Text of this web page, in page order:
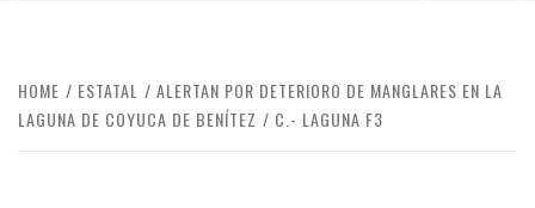
HOME ESTATAL
ALERTAN POR DETERIORO DE MANGLARES EN LA
LAGUNA DE COYUCA DE BENÍTEZ
C.- LAGUNA F3